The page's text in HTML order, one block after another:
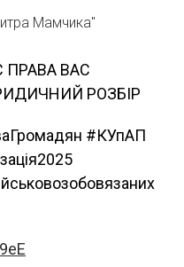
Мамчика"
ПРАВА ВАС
РОЗБІР
#КУпАП